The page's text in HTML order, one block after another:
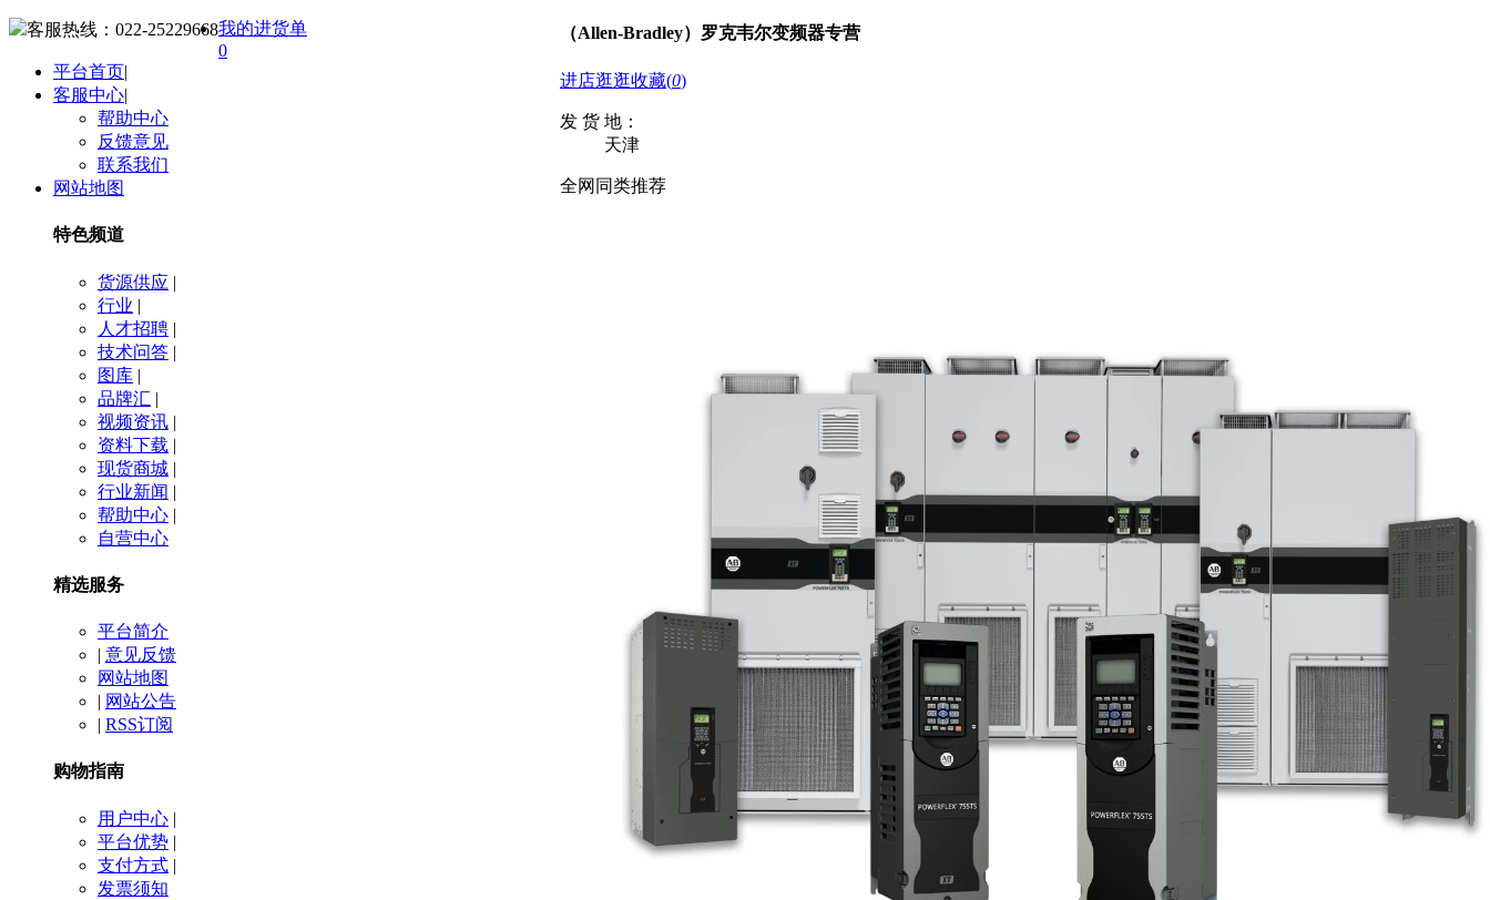
客服热线： 022-25229668我的进货单
0
平台首页|
客服中心|
帮助中心
反馈意见
联系我们
网站地图
特色频道
货源供应 |
行业 |
人才招聘 |
技术问答 |
图库 |
品牌汇 |
视频资讯 |
资料下载 |
现货商城 |
行业新闻 |
帮助中心 |
自营中心
精选服务
平台简介
| 意见反馈
网站地图
| 网站公告
| RSS订阅
购物指南
用户中心 |
平台优势 |
支付方式 |
发票须知
（Allen-Bradley）罗克韦尔变频器专营
进店逛逛收藏(0)
发 货 地：
天津
全网同类推荐